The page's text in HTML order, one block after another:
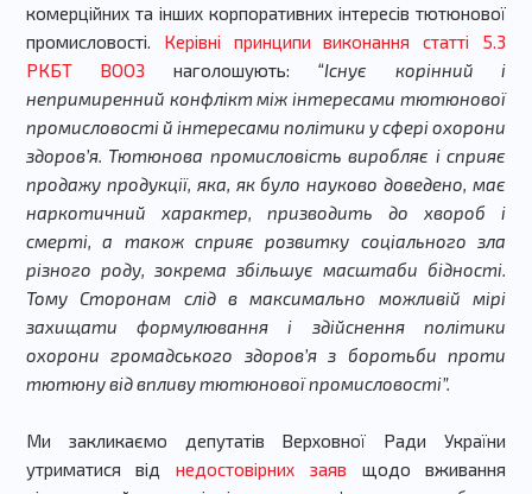
комерційних та інших корпоративних інтересів тютюнової
промисловості. Керівні принципи виконання статті 5.3
РКБТ ВООЗ наголошують: “Існує корінний і
непримиренний конфлікт між інтересами тютюнової
промисловості й інтересами політики у сфері охорони
здоров’я. Тютюнова промисловість виробляє і сприяє
продажу продукції, яка, як було науково доведено, має
наркотичний характер, призводить до хвороб і
смерті, а також сприяє розвитку соціального зла
різного роду, зокрема збільшує масштаби бідності.
Тому Сторонам слід в максимально можливій мірі
захищати формулювання і здійснення політики
охорони громадського здоров’я з боротьби проти
тютюну від впливу тютюнової промисловості”.
Ми закликаємо депутатів Верховної Ради України
утриматися віднедостовірних заяв щодо вживання